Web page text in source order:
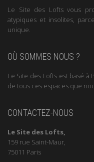
Le Site des Lofts vous
atypiques et insolites,
unique.
OÙ SOMMES NOUS ?
Le Site des Lofts est basé à
de tous ces espaces que
CONTACTEZ-NOUS
Le Site des Lofts,
159 rue Saint-Maur,
75011 Paris